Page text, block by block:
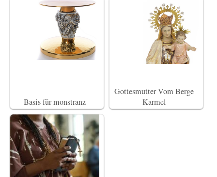
Basis für monstranz
Gottesmutter Vom Berge
Karmel